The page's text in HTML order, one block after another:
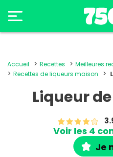
Accueil Recettes
Meilleures
Recettes de liqueurs maison
Liqueur
Voir les 4
Je